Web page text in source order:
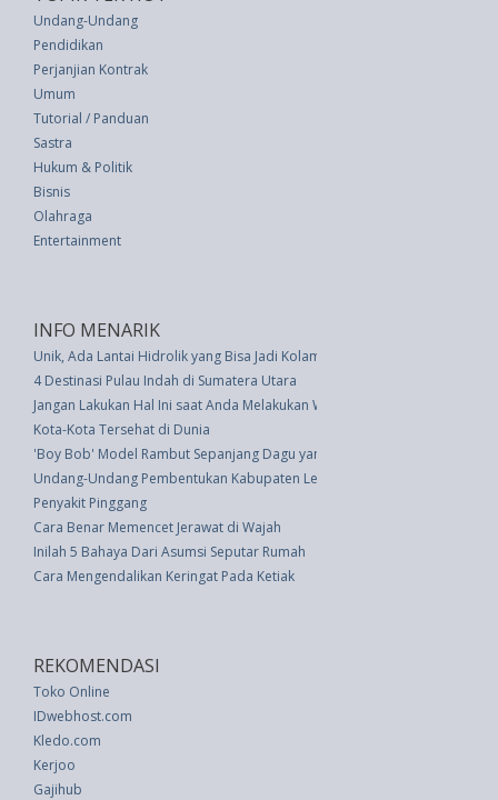
Undang-Undang
Pendidikan
Perjanjian Kontrak
Umum
Tutorial / Panduan
Sastra
Hukum & Politik
Bisnis
Olahraga
Entertainment
INFO MENARIK
Unik, Ada Lantai Hidrolik yang Bisa Jadi Kolam Renang Tersembunyi
4 Destinasi Pulau Indah di Sumatera Utara
Jangan Lakukan Hal Ini saat Anda Melakukan Waxing Area Organ Intim
Kota-Kota Tersehat di Dunia
'Boy Bob' Model Rambut Sepanjang Dagu yang Terbaru
Undang-Undang Pembentukan Kabupaten Lebong Dan Kabupaten
Penyakit Pinggang
Cara Benar Memencet Jerawat di Wajah
Inilah 5 Bahaya Dari Asumsi Seputar Rumah
Cara Mengendalikan Keringat Pada Ketiak
REKOMENDASI
Toko Online
IDwebhost.com
Kledo.com
Kerjoo
Gajihub